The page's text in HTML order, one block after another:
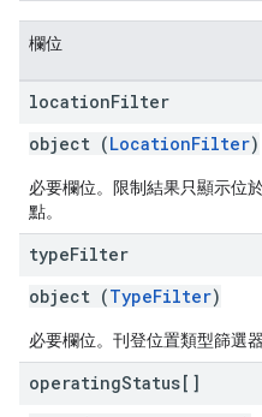
欄位
locationFilter
object (LocationFilter)
必要欄位。限制結果只顯示位
點。
typeFilter
object (TypeFilter)
必要欄位。刊登位置類型篩選器
operatingStatus[]